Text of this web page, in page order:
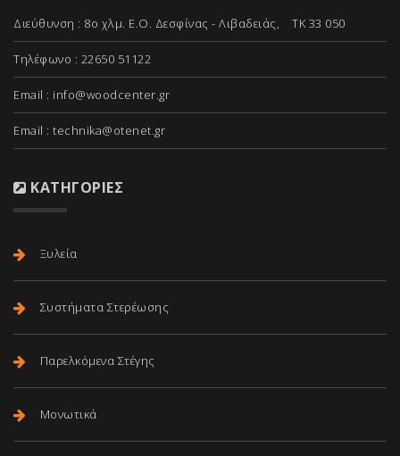
Διεύθυνση : 8ο χλμ. Ε.Ο. Δεσφίνας - Λιβαδειάς, ΤΚ 33 050
Τηλέφωνο : 22650 51122
Email : info@woodcenter.gr
Email : technika@otenet.gr
ΚΑΤΗΓΟΡΊΕΣ
Ξυλεία
Συστήματα Στερέωσης
Παρελκόμενα Στέγης
Μονωτικά